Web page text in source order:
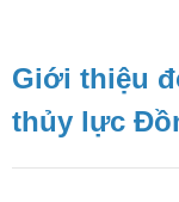
Giới thiệu
thủy lực